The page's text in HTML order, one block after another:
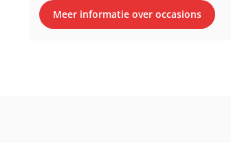
Meer informatie over occasions